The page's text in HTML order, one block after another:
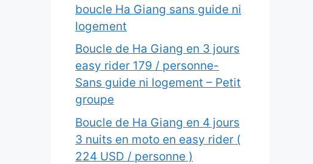
boucle Ha Giang sans guide ni
logement
Boucle de Ha Giang en 3 jours
easy rider 179 / personne-
Sans guide ni logement – Petit
groupe
Boucle de Ha Giang en 4 jours
3 nuits en moto en easy rider (
224 USD / personne )